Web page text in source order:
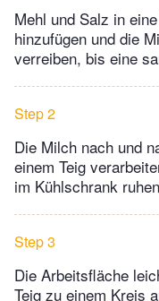
Mehl und Salz in
hinzufügen und die
verreiben, bis eine
Step 2
Die Milch nach und
einem Teig
im Kühlschrank
Step 3
Die Arbeitsfläche
Teig zu einem Kreis